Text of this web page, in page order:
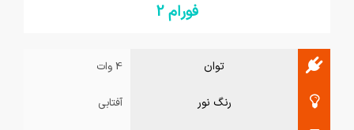
فورام 2
توان 4 وات
رنگ نور آفتابی